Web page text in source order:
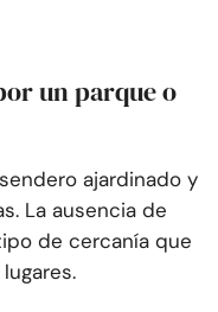
un parque o
ajardinado y
La ausencia de
de cercanía que